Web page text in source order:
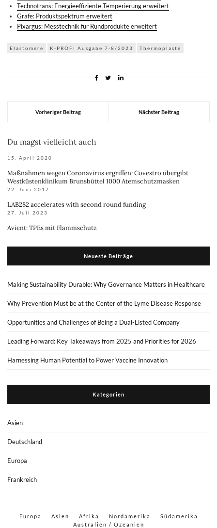
Technotrans: Energieeffiziente Temperierung erweitert
Grafe: Produktspektrum erweitert
Pixargus: Messtechnik für Rundprodukte erweitert
Elastomere K-PROFI Ausgabe 7-8/2023 Thermoplaste
Vorheriger Beitrag Nächster Beitrag
Du magst vielleicht auch
15. April 2020
Maßnahmen wegen Coronavirus ergriffen: Covestro übergibt
Westküstenklinikum Brunsbüttel 1000 Atemschutzmasken
22. Juni 2017
LAB282 accelerates with second round funding
27. Juli 2023
Avient: TPEs mit Flammschutz
Neueste Beiträge
Making Sustainability Durable: Why Governance Matters in Healthcare
Why Prevention Must be at the Center of the Lyme Disease Response
Opportunities and Challenges of Being a Dual-Listed Company
Leading Forward: Key Takeaways from 2025 and Priorities for 2026
Harnessing Human Potential to Power Vaccine Innovation
Kategorien
Asien
Deutschland
Europa
Frankreich
Europa Asien Afrika Nordamerika
Südamerika
Australien / Ozeanien